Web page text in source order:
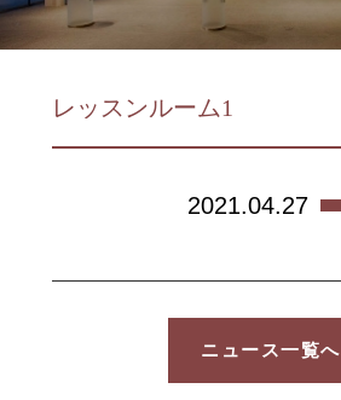
レッスンルーム1
2021.04.27
ニュース一覧へ